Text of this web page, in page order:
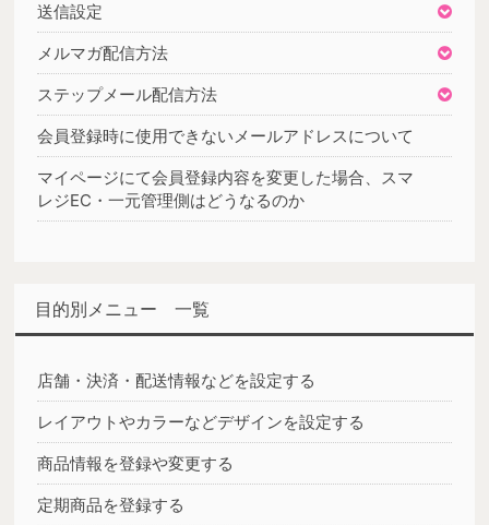
送信設定
メルマガ配信方法
ステップメール配信方法
会員登録時に使用できないメールアドレスについて
マイページにて会員登録内容を変更した場合、スマ
レジEC・一元管理側はどうなるのか
目的別メニュー 一覧
店舗・決済・配送情報などを設定する
レイアウトやカラーなどデザインを設定する
商品情報を登録や変更する
定期商品を登録する